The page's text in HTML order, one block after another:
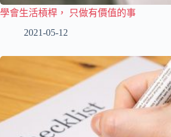
學會生活槓桿， 只做有價值的事
2021-05-12